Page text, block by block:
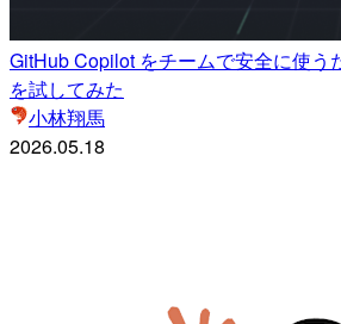
GitHub Copilot をチームで安全に使う
を試してみた
小林翔馬
2026.05.18